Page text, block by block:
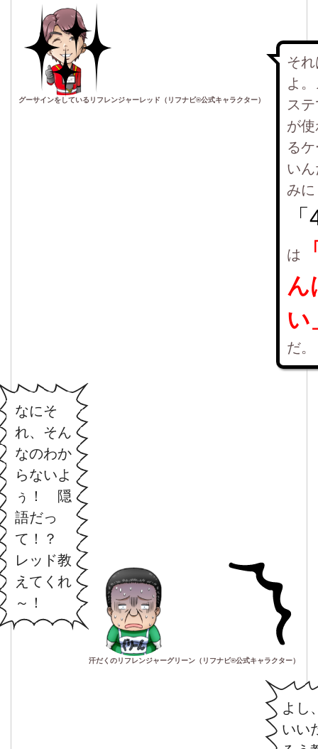
グーサインをしているリフレンジャーレッド（リフナビ®公式キャラクター）
そ
よ
ス
が
る
い
みに
は
ん
い
だ。
なにそ
れ、そん
なのわか
らないよ
ぅ！ 隠
語だっ
て！？
レッド教
えてくれ
～！
汗だくのリフレンジャーグリーン（リフナビ®公式キャラクター）
よし
いい